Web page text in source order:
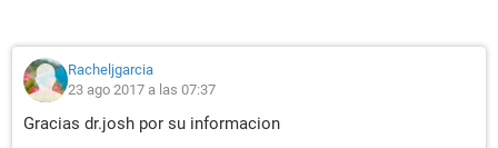
Racheljgarcia
23 ago 2017 a las 07:37
Gracias dr.josh por su informacion